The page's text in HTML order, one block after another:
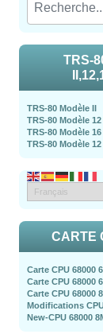
TRS-
TRS-80 Modèle II
TRS-80 Modèle 12
TRS-80 Modèle 16
TRS-80 Modèle
CARTE
Carte CPU 68000
Carte CPU 68000
Carte CPU 68000
Modifications
New-CPU 68000